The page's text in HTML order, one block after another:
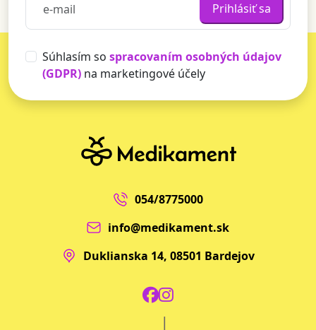
Prihlásiť sa
Súhlasím so spracovaním osobných údajov
(GDPR) na marketingové účely
054/8775000
info@medikament.sk
Duklianska 14, 08501 Bardejov